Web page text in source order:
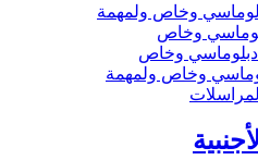
وخاص ولمهمة
وخاص
دبلوماسي وخاص
وخاص ولمهمة